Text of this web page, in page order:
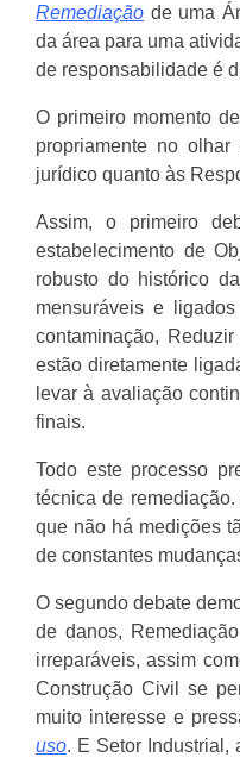
Remediação de uma
da área para uma
de responsabilidade é
O primeiro momento
propriamente no
jurídico quanto às
Assim, o primeiro
estabelecimento de
robusto do histórico
mensuráveis e
contaminação,
estão diretamente
levar à avaliação
finais.
Todo este processo
técnica de
que não há medições
de constantes
O segundo debate
de danos,
irreparáveis, assim
Construção Civil se
muito interesse e
uso. E Setor Industrial,